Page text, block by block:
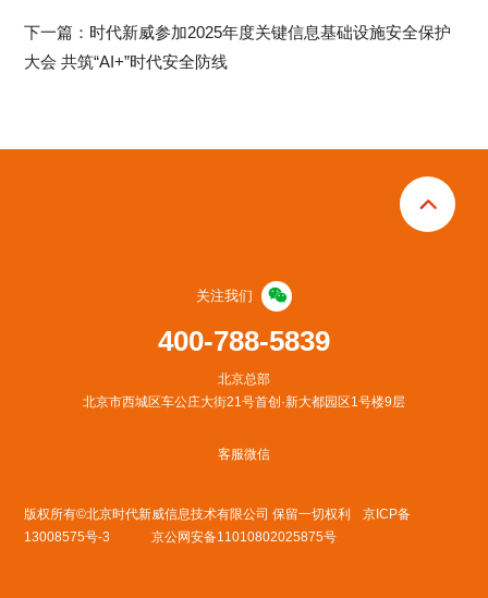
下一篇：时代新威参加2025年度关键信息基础设施安全保护
大会 共筑“AI+”时代安全防线
关注我们 
400-788-5839
北京总部
北京市西城区车公庄大街21号首创·新大都园区1号楼9层
客服微信
版权所有©北京时代新威信息技术有限公司 保留一切权利
京ICP备
13008575号-3
京公网安备11010802025875号
